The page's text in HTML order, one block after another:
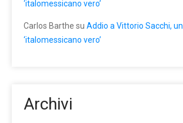
‘italomessicano vero’
Carlos Barthe su Addio a Vittorio Sacchi, un
‘italomessicano vero’
Archivi